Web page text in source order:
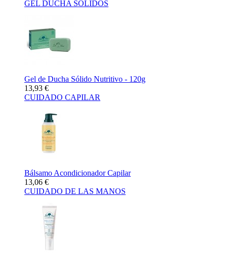
GEL DUCHA SÓLIDOS
Gel de Ducha Sólido Nutritivo - 120g
13,93 €
CUIDADO CAPILAR
Bálsamo Acondicionador Capilar
13,06 €
CUIDADO DE LAS MANOS